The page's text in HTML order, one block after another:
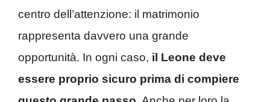
centro dell’attenzione: il matrimonio
rappresenta davvero una grande
opportunità. In ogni caso, il Leone deve
essere proprio sicuro prima di compiere